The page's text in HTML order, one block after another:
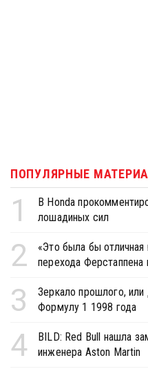
ПОПУЛЯРНЫЕ
1
В Honda
лошадиных сил
2
«Это была бы отличная
перехода Ферстаппена
3
Зеркало прошлого, или
Формулу 1 1998 года
4
BILD: Red Bull нашла
инженера Aston Martin